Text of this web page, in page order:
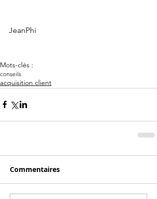
JeanPhi
Mots-clés :
conseils
acquisition client
Commentaires